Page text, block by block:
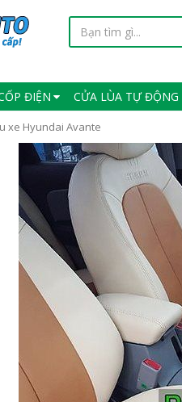
ĐIỆN CỬA LÙA TỰ ĐỘNG
xe Hyundai Avante